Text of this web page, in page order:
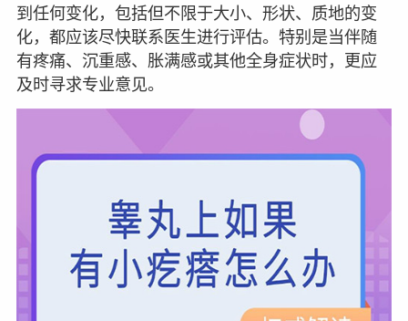
到任何变化，包括但不限于大小、形状、质地的变
化，都应该尽快联系医生进行评估。特别是当伴随
有疼痛、沉重感、胀满感或其他全身症状时，更应
及时寻求专业意见。